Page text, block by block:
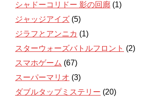
シャドーコリドー 影の回廊 (1)
ジャッジアイズ (5)
ジラフとアンニカ (1)
スターウォーズバトルフロント (2)
スマホゲーム (67)
スーパーマリオ (3)
ダブルタップミステリー (20)